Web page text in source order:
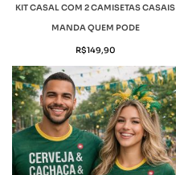
KIT CASAL COM 2 CAMISETAS CASAIS
MANDA QUEM PODE
R$149,90